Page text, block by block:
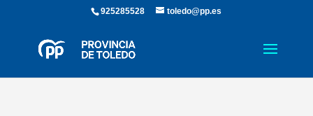
925285528 toledo@pp.es